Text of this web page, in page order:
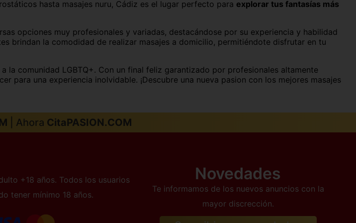
Pamplona Pontevedra capital
Santa Cruz de Tenerife Santander
Valencia capital Valladolid capital
hasta masajes nuru, Cádiz es el lugar perfecto para explorar tus fantasías más
opciones muy profesionales y variadas, destacándose por su experiencia y habilidad
brindan la comodidad de realizar masajes a domicilio, permitiéndote disfrutar en tu
la comunidad LGBTQ+. Con un final feliz garantizado por profesionales altamente
para una experiencia inolvidable. ¡Descubre una nueva pasion con los mejores masajes
| Ahora CitaPASION.COM
+18 años. Todos los usuarios
tener mínimo 18 años.
Novedades
Te informamos de los nuevos anuncios con la
mayor discrección.